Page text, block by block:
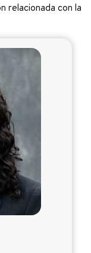
relacionada con la